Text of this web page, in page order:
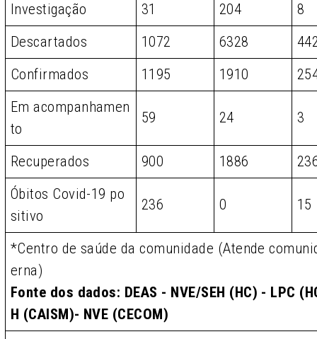
Investigação
31 204
8
Descartados
1072 6328
Confirmados
1195 1910
Em acompanhamen
to
59 24 3
Recuperados 900 1886
Óbitos Covid-19 po
sitivo
236 0 15
*Centro de saúde da comunidade (Atende
erna)
Fonte dos dados: DEAS - NVE/SEH (HC) - LPC
H (CAISM)- NVE (CECOM)